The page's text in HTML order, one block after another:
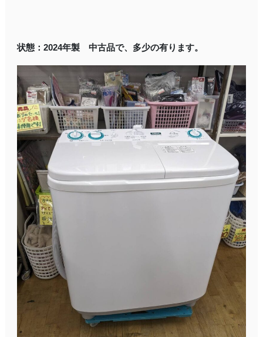
状態：2024年製 中古品で、多少の有ります。